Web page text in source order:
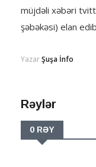
müjdəli xəbəri
şəbəkəsi) elan
YazarŞuşa İnfo
Rəylər
0 RƏY